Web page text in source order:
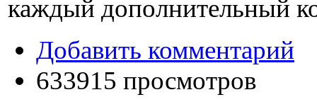
каждый дополнительный
Добавить комментарий
633915 просмотров